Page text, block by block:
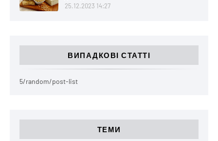
25.12.2023 14:27
ВИПАДКОВІ СТАТТІ
5/random/post-list
ТЕМИ